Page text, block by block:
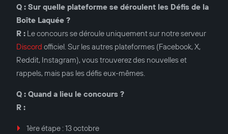
Q : Sur quelle plateforme se déroulent les Défis de la
Boîte Laquée ?
R : Le concours se déroule uniquement sur notre serveur
Discord officiel. Sur les autres plateformes (Facebook, X,
Reddit, Instagram), vous trouverez des nouvelles et
rappels, mais pas les défis eux-mêmes.
Q : Quand a lieu le concours ?
R :
1ère étape : 13 octobre